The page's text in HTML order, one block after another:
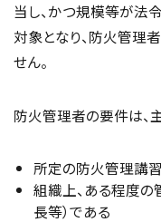
当し、かつ規模等が法
対象となり、防火管理
せん。
防火管理者の要件は、
所定の防火管理講
組織上、ある程度
長等）である